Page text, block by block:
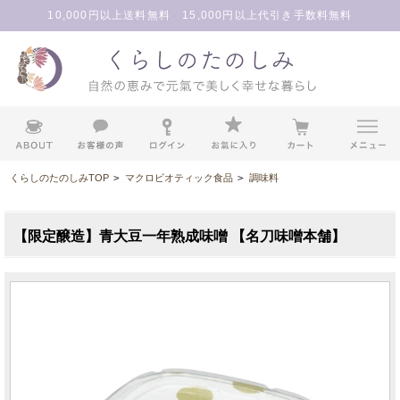
10,000円以上送料無料 15,000円以上代引き手数料無料
くらしのたのしみTOP > マクロビオティック食品 > 調味料
【限定醸造】青大豆一年熟成味噌 【名刀味噌本舗】